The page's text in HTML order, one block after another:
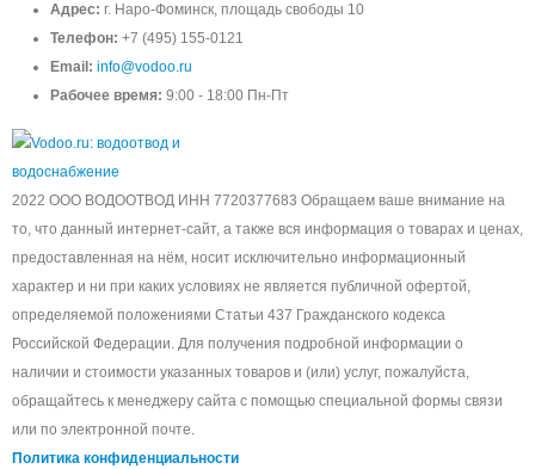
Адрес: г. Наро-Фоминск, площадь свободы 10
Телефон: +7 (495) 155-0121
Email: info@vodoo.ru
Рабочее время: 9:00 - 18:00 Пн-Пт
2022 ООО ВОДООТВОД ИНН 7720377683 Обращаем ваше внимание на
то, что данный интернет-сайт, а также вся информация о товарах и ценах,
предоставленная на нём, носит исключительно информационный
характер и ни при каких условиях не является публичной офертой,
определяемой положениями Статьи 437 Гражданского кодекса
Российской Федерации. Для получения подробной информации о
наличии и стоимости указанных товаров и (или) услуг, пожалуйста,
обращайтесь к менеджеру сайта с помощью специальной формы связи
или по электронной почте.
Политика конфиденциальности